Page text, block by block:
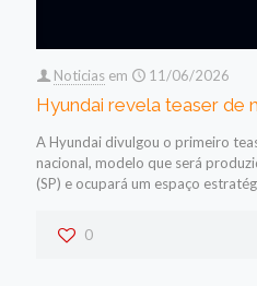
Noticias em 11/06/2026
Hyundai revela teaser de
A Hyundai divulgou o primeiro
nacional, modelo que será
(SP) e ocupará um espaço
0